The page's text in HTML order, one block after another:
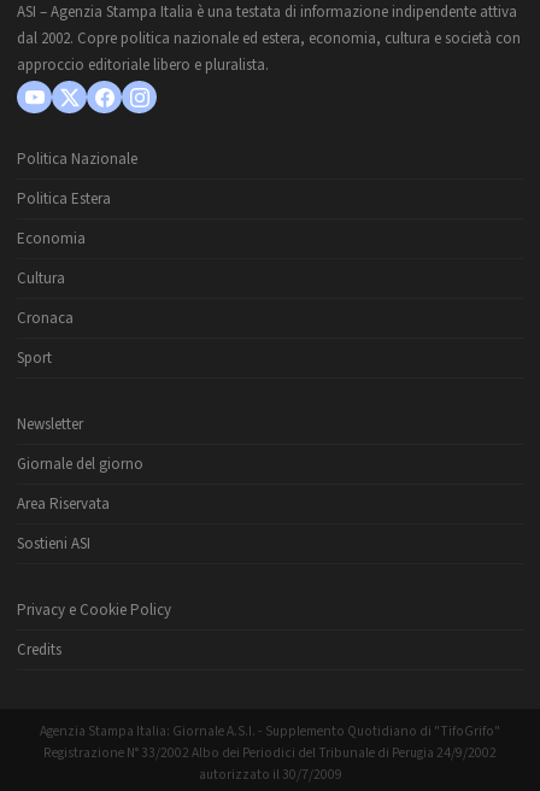
ASI – Agenzia Stampa Italia è una testata di informazione indipendente attiva
dal 2002. Copre politica nazionale ed estera, economia, cultura e società con
approccio editoriale libero e pluralista.
Politica Nazionale
Politica Estera
Economia
Cultura
Cronaca
Sport
Newsletter
Giornale del giorno
Area Riservata
Sostieni ASI
Privacy e Cookie Policy
Credits
Agenzia Stampa Italia: Giornale A.S.I. - Supplemento Quotidiano di "TifoGrifo"
Registrazione N° 33/2002 Albo dei Periodici del Tribunale di Perugia 24/9/2002
autorizzato il 30/7/2009